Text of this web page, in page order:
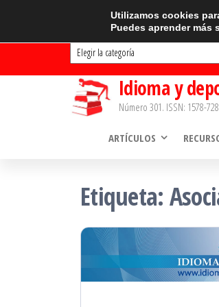
CATEGORÍAS
Categorías
Idioma y
Número 301. ISSN: 1578-
ARTÍCULOS
Etiqueta:
Utilizamos cookies
Puedes aprender